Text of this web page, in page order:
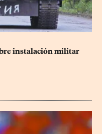
instalación militar